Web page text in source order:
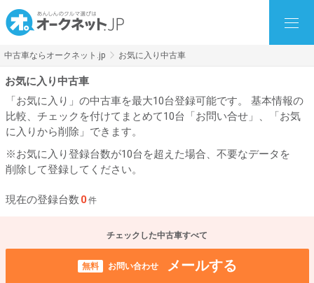
中古車ならオークネット.jp お気に入り中古車
お気に入り中古車
「お気に入り」の中古車を最大10台登録可能です。 基本情報の
比較、チェックを付けてまとめて10台「お問い合せ」、「お気
に入りから削除」できます。
※お気に入り登録台数が10台を超えた場合、不要なデータを
削除して登録してください。
現在の登録台数 0 件
チェックした中古車すべて
無料 お問い合わせ メールする